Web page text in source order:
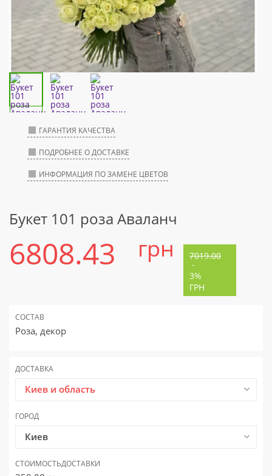
ГАРАНТИЯ КАЧЕСТВА
ПОДРОБНЕЕ О ДОСТАВКЕ
ИНФОРМАЦИЯ ПО ЗАМЕНЕ ЦВЕТОВ
Букет 101 роза Аваланч
6808.43 грн 7019.00
-
3%
ГРН
СОСТАВ
Роза, декор
ДОСТАВКА
Киев и область
ГОРОД
Киев
СТОИМОСТЬДОСТАВКИ